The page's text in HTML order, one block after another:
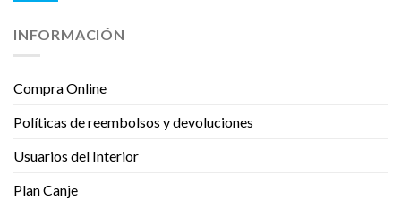
INFORMACIÓN
Compra Online
Políticas de reembolsos y devoluciones
Usuarios del Interior
Plan Canje